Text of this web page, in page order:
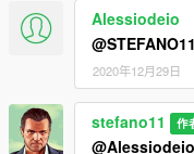
Alessiodeio
@STEFANO11
2020年12月29日
stefano11 作
@Alessiodeio